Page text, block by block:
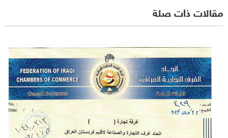
مقالات ذات صلة